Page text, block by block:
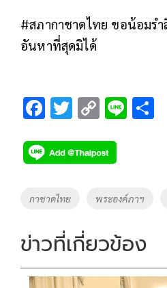
#สภากาชาดไทย ขอน้อมร
อันหาที่สุดมิได้
F
e
b
o
k
T
tt
er
C
p
y
Li
k
Li
Tags
กาชาดไทย พระองค์ภาฯ
ข่าวที่เกี่ยวข้อง